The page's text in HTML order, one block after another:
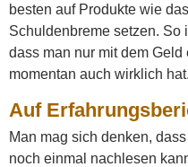
besten auf Produkte wie
Schuldenbreme setzen. So
dass man nur mit dem
momentan auch wirklich hat.
Auf
Man mag sich denken,
noch einmal nachlesen